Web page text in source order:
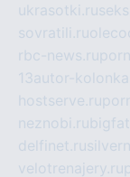
ukrasotki.ru
sovratili.ru
rbc-news.ru
13autor-
hostserve.ru
neznobi.ru
delfinet.ru
velotrenajery.ru